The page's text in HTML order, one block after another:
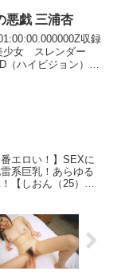
品...
悪戯 三浦杏
収録
少女 スレンダー
（ハイビジョン）
エロい！】SEXに
系巨乳！あらゆる
【しおん（25）】